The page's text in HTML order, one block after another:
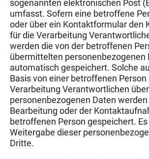
sogenannten elektronischen Post
umfasst. Sofern eine betroffene
oder über ein Kontaktformular den
für die Verarbeitung
werden die von der betroffenen
übermittelten personenbezogenen
automatisch gespeichert. Solche
Basis von einer betroffenen Person
Verarbeitung Verantwortlichen
personenbezogenen Daten
Bearbeitung oder der
betroffenen Person gespeichert.
Weitergabe dieser
Dritte.